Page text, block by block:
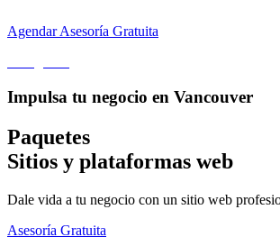
Agendar Asesoría Gratuita
Impulsa tu negocio en Vancouver
Paquetes
Sitios y plataformas web
Dale vida a tu negocio con un sitio web
Asesoría Gratuita